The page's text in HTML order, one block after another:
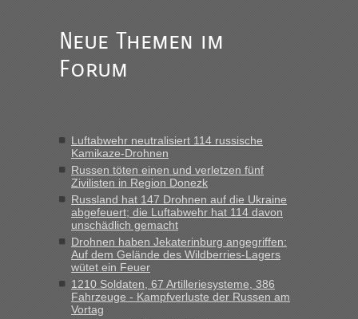
mitnehmen. Es ist gebrauchte Kleidung...“
Berichte und Reisetipps • Re: An welchem
15.6. in Krakovets rüber. Sehr zeitig los gegen 5 Uhr in der
Früh. Mit sehr sehr wenig Verkehr, super bis zur Grenze. Nur
8 PKW vor der Schranke....“
inBerichte und Reisetipps • Re: An welchem
Grenzübergang zwischen Polen und der Ukraine
geht es am schnellsten?
„Gestern 6 Stunden warten vor der Grenze Richtung Polen
in Krakowez mit dem Kleinbus. Abfertigung ging dann
schnell da auch Passagiere mit EU-Pass dabei waren“
Neue Themen im
Forum
Luftabwehr neutralisiert 114 russische
Kamikaze-Drohnen
Russen töten einen und verletzen fünf
Zivilisten in Region Donezk
Russland hat 147 Drohnen auf die Ukraine
abgefeuert; die Luftabwehr hat 114 davon
unschädlich gemacht
Drohnen haben Jekaterinburg angegriffen:
Auf dem Gelände des Wildberries-Lagers
wütet ein Feuer
1210 Soldaten, 67 Artilleriesysteme, 386
Fahrzeuge - Kampfverluste der Russen am
Vortag